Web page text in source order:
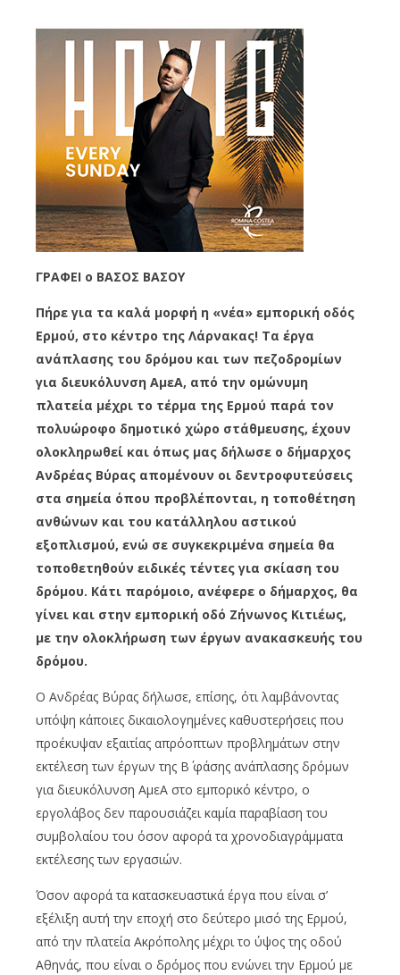
ΓΡΑΦΕΙ ο ΒΑΣΟΣ ΒΑΣΟΥ
Πήρε για τα καλά μορφή η «νέα» εμπορική οδός
Ερμού, στο κέντρο της Λάρνακας! Τα έργα
ανάπλασης του δρόμου και των πεζοδρομίων
για διευκόλυνση ΑμεΑ, από την ομώνυμη
πλατεία μέχρι το τέρμα της Ερμού παρά τον
πολυώροφο δημοτικό χώρο στάθμευσης, έχουν
ολοκληρωθεί και όπως μας δήλωσε ο δήμαρχος
Ανδρέας Βύρας απομένουν οι δεντροφυτεύσεις
στα σημεία όπου προβλέπονται, η τοποθέτηση
ανθώνων και του κατάλληλου αστικού
εξοπλισμού, ενώ σε συγκεκριμένα σημεία θα
τοποθετηθούν ειδικές τέντες για σκίαση του
δρόμου. Κάτι παρόμοιο, ανέφερε ο δήμαρχος, θα
γίνει και στην εμπορική οδό Ζήνωνος Κιτιέως,
με την ολοκλήρωση των έργων ανακασκευής του
δρόμου.
Ο Ανδρέας Βύρας δήλωσε, επίσης, ότι λαμβάνοντας
υπόψη κάποιες δικαιολογημένες καθυστερήσεις που
προέκυψαν εξαιτίας απρόοπτων προβλημάτων στην
εκτέλεση των έργων της Β΄ φάσης ανάπλασης δρόμων
για διευκόλυνση ΑμεΑ στο εμπορικό κέντρο, ο
εργολάβος δεν παρουσιάζει καμία παραβίαση του
συμβολαίου του όσον αφορά τα χρονοδιαγράμματα
εκτέλεσης των εργασιών.
Όσον αφορά τα κατασκευαστικά έργα που είναι σ’
εξέλιξη αυτή την εποχή στο δεύτερο μισό της Ερμού,
από την πλατεία Ακρόπολης μέχρι το ύψος της οδού
Αθηνάς, που είναι ο δρόμος που ενώνει την Ερμού με